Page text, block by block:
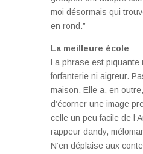
moi désormais qui
en rond.”
La meilleure école
La phrase est piquante
forfanterie ni aigreur.
maison. Elle a, en
d’écorner une image
celle un peu facile de
rappeur dandy,
N’en déplaise aux